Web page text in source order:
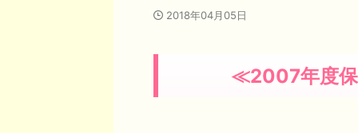
2018年04月05日
≪2007年度